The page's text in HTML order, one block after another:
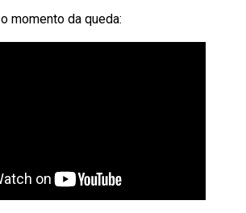
o momento da queda: